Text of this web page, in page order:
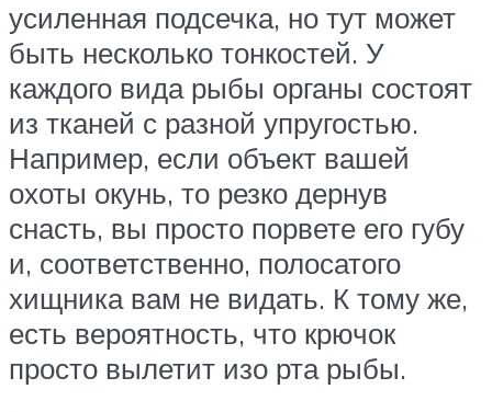
усиленная подсечка, но тут может
быть несколько тонкостей. У
каждого вида рыбы органы состоят
из тканей с разной упругостью.
Например, если объект вашей
охоты окунь, то резко дернув
снасть, вы просто порвете его губу
и, соответственно, полосатого
хищника вам не видать. К тому же,
есть вероятность, что крючок
просто вылетит изо рта рыбы.